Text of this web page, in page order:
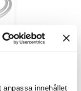
anpassa innehållet